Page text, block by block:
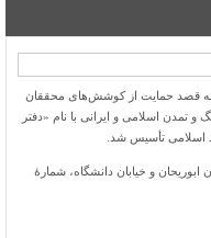
میراث مكتوب در سال ۱۳۷۲ ش به قصد حمایت از كوشش‌های محققان
و تمدن اسلامی و ایرانی با نام «دفتر
اسلامی تأسیس شد.
ابوریحان و خیابان دانشگاه، شمارۀ